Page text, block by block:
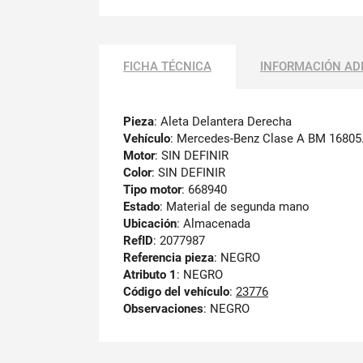
FICHA TÉCNICA INFORMACIÓN
Pieza: Aleta Delantera Derecha
Vehículo: Mercedes-Benz Clase A BM
Motor: SIN DEFINIR
Color: SIN DEFINIR
Tipo motor: 668940
Estado: Material de segunda mano
Ubicación: Almacenada
RefID: 2077987
Referencia pieza: NEGRO
Atributo 1 : NEGRO
Código del vehículo: 23776
Observaciones: NEGRO